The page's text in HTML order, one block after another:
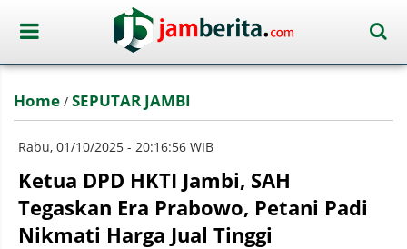
Home / SEPUTAR JAMBI
Rabu, 01/10/2025 - 20:16:56 WIB
Ketua DPD HKTI Jambi, SAH
Tegaskan Era Prabowo, Petani Padi
Nikmati Harga Jual Tinggi